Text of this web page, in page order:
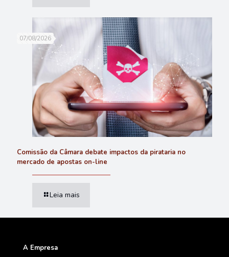
07/08/2026
Comissão da Câmara debate impactos da pirataria no
mercado de apostas on-line
Leia mais
A Empresa